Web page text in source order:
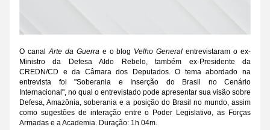
O canal Arte da Guerra e o blog Velho General entrevistaram o ex-
Ministro da Defesa Aldo Rebelo, também ex-Presidente da
CREDN/CD e da Câmara dos Deputados. O tema abordado na
entrevista foi "Soberania e Inserção do Brasil no Cenário
Internacional", no qual o entrevistado pode apresentar sua visão sobre
Defesa, Amazônia, soberania e a posição do Brasil no mundo, assim
como sugestões de interação entre o Poder Legislativo, as Forças
Armadas e a Academia. Duração: 1h 04m.